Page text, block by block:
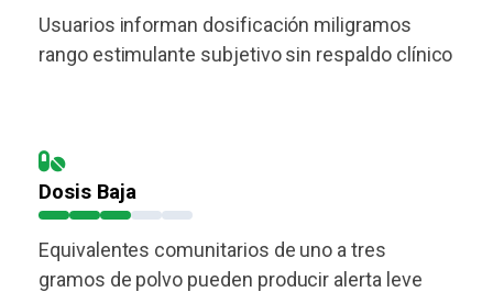
Usuarios informan dosificación miligramos
rango estimulante subjetivo sin respaldo clínico
Dosis Baja
Equivalentes comunitarios de uno a tres
gramos de polvo pueden producir alerta leve